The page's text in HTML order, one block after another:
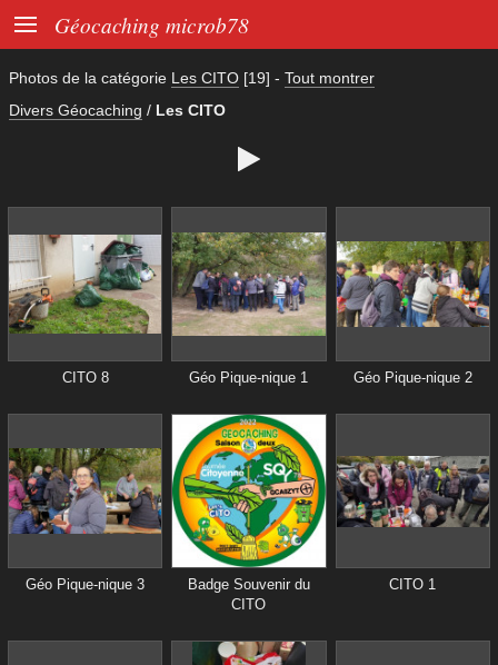
 Géocaching microb78
Photos de la catégorie Les CITO [19] - Tout montrer
Divers Géocaching / Les CITO

CITO 8 Géo Pique-nique 1 Géo Pique-nique 2
Géo Pique-nique 3
Badge Souvenir du
CITO
CITO 1